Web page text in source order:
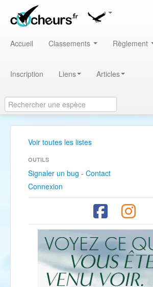
Accueil Classements Règlement
Inscription Liens Articles
Voir toutes les listes
OUTILS
Signaler un bug - Contact
Connexion